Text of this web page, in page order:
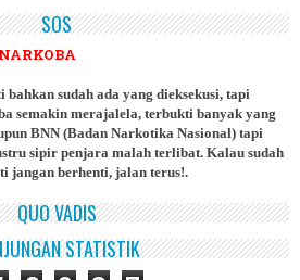
SOS
sudah ada yang dieksekusi, tapi
semakin merajalela, terbukti banyak yang
BNN (Badan Narkotika Nasional) tapi
sipir penjara malah terlibat. Kalau sudah
jangan berhenti, jalan terus!.
QUO VADIS
STATISTIK